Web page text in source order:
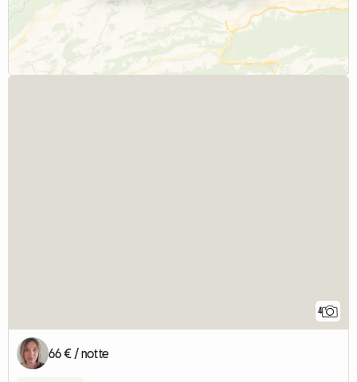
4
66 € / notte